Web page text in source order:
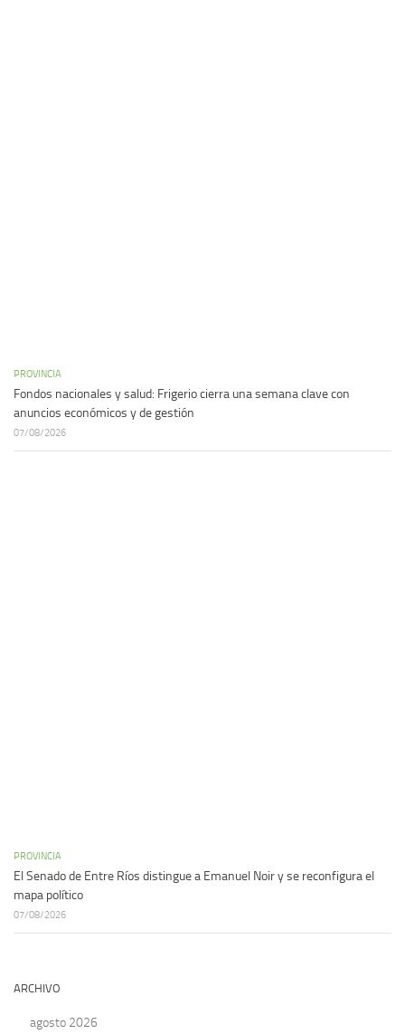
PROVINCIA
Fondos nacionales y salud: Frigerio cierra una semana clave con
anuncios económicos y de gestión
07/08/2026
PROVINCIA
El Senado de Entre Ríos distingue a Emanuel Noir y se reconfigura el
mapa político
07/08/2026
ARCHIVO
agosto 2026